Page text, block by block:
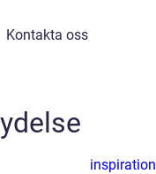
Kontakta oss
inspiration